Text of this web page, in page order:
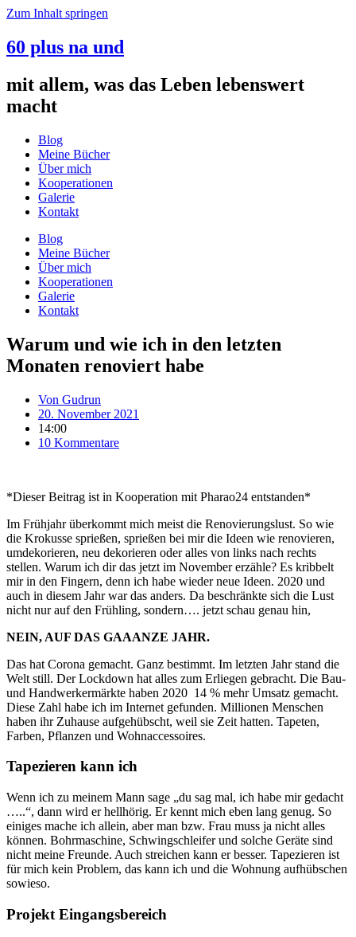
Zum Inhalt springen
60 plus na und
mit allem, was das Leben lebenswert
macht
Blog
Meine Bücher
Über mich
Kooperationen
Galerie
Kontakt
Blog
Meine Bücher
Über mich
Kooperationen
Galerie
Kontakt
Warum und wie ich in den letzten
Monaten renoviert habe
Von Gudrun
20. November 2021
14:00
10 Kommentare
*Dieser Beitrag ist in Kooperation mit Pharao24 entstanden*
Im Frühjahr überkommt mich meist die Renovierungslust. So wie
die Krokusse sprießen, sprießen bei mir die Ideen wie renovieren,
umdekorieren, neu dekorieren oder alles von links nach rechts
stellen. Warum ich dir das jetzt im November erzähle? Es kribbelt
mir in den Fingern, denn ich habe wieder neue Ideen. 2020 und
auch in diesem Jahr war das anders. Da beschränkte sich die Lust
nicht nur auf den Frühling, sondern…. jetzt schau genau hin,
NEIN, AUF DAS GAAANZE JAHR.
Das hat Corona gemacht. Ganz bestimmt. Im letzten Jahr stand die
Welt still. Der Lockdown hat alles zum Erliegen gebracht. Die Bau-
und Handwerkermärkte haben 2020 14 % mehr Umsatz gemacht.
Diese Zahl habe ich im Internet gefunden. Millionen Menschen
haben ihr Zuhause aufgehübscht, weil sie Zeit hatten. Tapeten,
Farben, Pflanzen und Wohnaccessoires.
Tapezieren kann ich
Wenn ich zu meinem Mann sage „du sag mal, ich habe mir gedacht
…..“, dann wird er hellhörig. Er kennt mich eben lang genug. So
einiges mache ich allein, aber man bzw. Frau muss ja nicht alles
können. Bohrmaschine, Schwingschleifer und solche Geräte sind
nicht meine Freunde. Auch streichen kann er besser. Tapezieren ist
für mich kein Problem, das kann ich und die Wohnung aufhübschen
sowieso.
Projekt Eingangsbereich